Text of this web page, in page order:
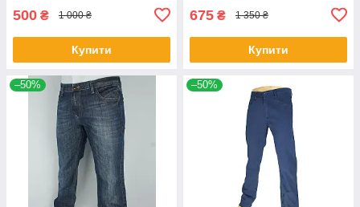
500 ₴ 1 000 ₴
Купити
675 ₴ 1 350 ₴
Купити
–50% –50%